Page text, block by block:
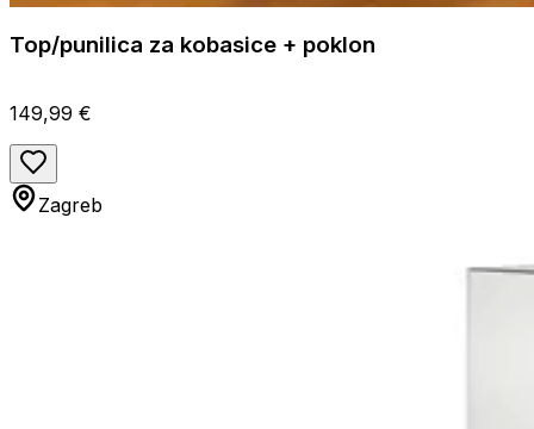
Top/punilica za kobasice + poklon
149,99 €
Zagreb